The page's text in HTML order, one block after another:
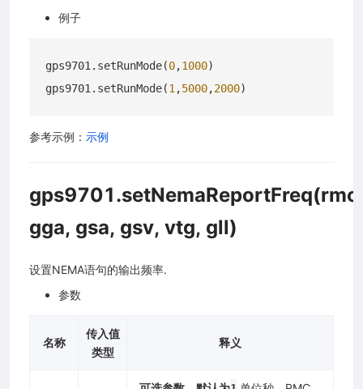
例子
gps9701.setRunMode(0,1000)
gps9701.setRunMode(1 ,5000,2000
参考示例： 示例
gps9701.setNemaReportFreq(rmc,
gga, gsa, gsv, vtg, gll)
设置NEMA语句的输出频率.
参数
名称
传入值
类型
释义